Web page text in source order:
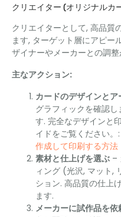
クリエイター (オリジナルカ
クリエイターとして, 高品質
ます, ターゲット層にアピー
ザイナーやメーカーとの調
主なアクション:
カードのデザインと
グラフィックを確認
す. 完全なデザインと
イドをご覧ください。:
作成して印刷する方法
素材と仕上げを選ぶ –
ィング (光沢, マット,
ション. 高品質の仕上
ます.
メーカーに試作品を依